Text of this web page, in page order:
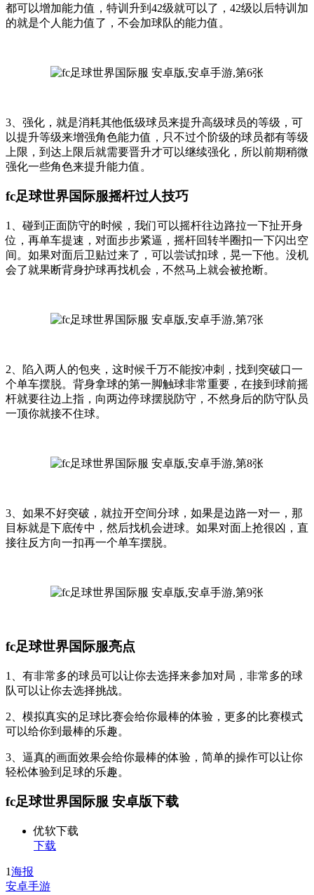
都可以增加能力值，特训升到42级就可以了，42级以后特训加
的就是个人能力值了，不会加球队的能力值。
3、强化，就是消耗其他低级球员来提升高级球员的等级，可
以提升等级来增强角色能力值，只不过个阶级的球员都有等级
上限，到达上限后就需要晋升才可以继续强化，所以前期稍微
强化一些角色来提升能力值。
fc足球世界国际服摇杆过人技巧
1、碰到正面防守的时候，我们可以摇杆往边路拉一下扯开身
位，再单车提速，对面步步紧逼，摇杆回转半圈扣一下闪出空
间。如果对面后卫贴过来了，可以尝试扣球，晃一下他。没机
会了就果断背身护球再找机会，不然马上就会被抢断。
2、陷入两人的包夹，这时候千万不能按冲刺，找到突破口一
个单车摆脱。背身拿球的第一脚触球非常重要，在接到球前摇
杆就要往边上指，向两边停球摆脱防守，不然身后的防守队员
一顶你就接不住球。
3、如果不好突破，就拉开空间分球，如果是边路一对一，那
目标就是下底传中，然后找机会进球。如果对面上抢很凶，直
接往反方向一扣再一个单车摆脱。
fc足球世界国际服亮点
1、有非常多的球员可以让你去选择来参加对局，非常多的球
队可以让你去选择挑战。
2、模拟真实的足球比赛会给你最棒的体验，更多的比赛模式
可以给你到最棒的乐趣。
3、逼真的画面效果会给你最棒的体验，简单的操作可以让你
轻松体验到足球的乐趣。
fc足球世界国际服 安卓版下载
优软下载
下载
1海报
安卓手游